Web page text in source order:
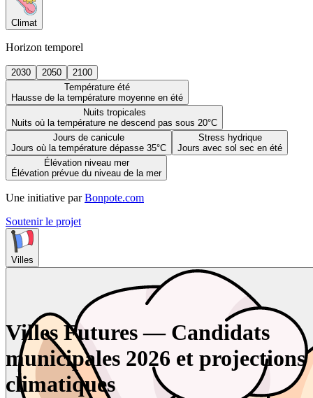
Climat
Horizon temporel
2030 2050
2100
Température été
Hausse de la température moyenne en été
Nuits tropicales
Nuits où la température ne descend pas sous 20°C
Jours de canicule
Jours où la température dépasse 35°C
Stress hydrique
Jours avec sol sec en été
Élévation niveau mer
Élévation prévue du niveau de la mer
Une initiative par Bonpote.com
Soutenir le projet
Villes
Villes Futures — Candidats
municipales 2026 et projections
climatiques